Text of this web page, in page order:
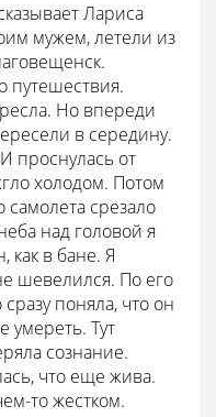
Лариса
мужем, летели из
путешествия.
Но впереди
в середину.
проснулась от
холодом. Потом
самолета срезало
над головой я
в бане. Я
шевелился. По его
поняла, что он
умереть. Тут
сознание.
что еще жива.
то жестком.